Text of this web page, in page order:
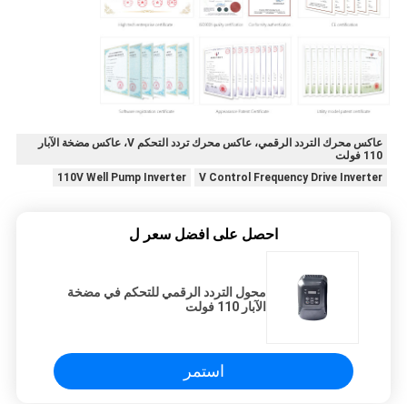
عاكس محرك التردد الرقمي، عاكس محرك تردد التحكم V، عاكس مضخة الآبار
110 فولت
V Control Frequency Drive Inverter
110V Well Pump Inverter
احصل على افضل سعر ل
محول التردد الرقمي للتحكم في مضخة
الآبار 110 فولت
استمر